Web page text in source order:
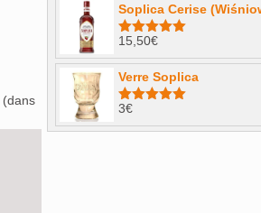
(dans
Soplica Cerise
Note5.00
sur 5
15,50€
Verre Soplica
Note
sur 5
3€